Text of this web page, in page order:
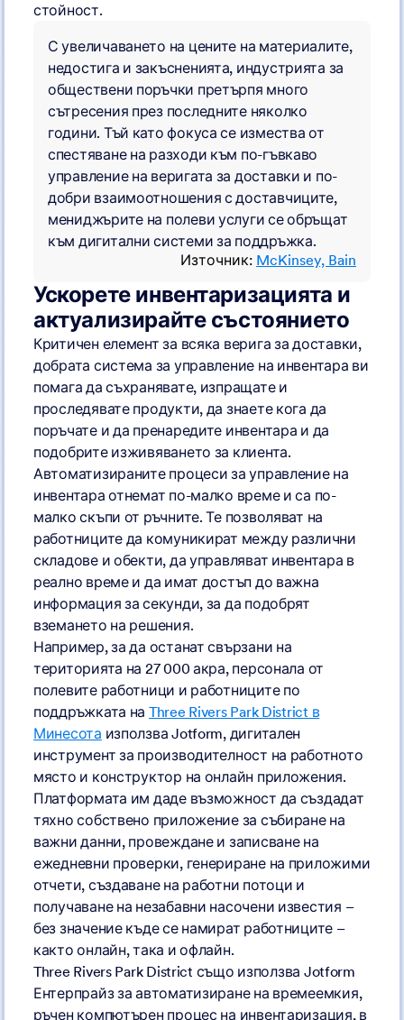
стойност.
С увеличаването на цените на материалите,
недостига и закъсненията, индустрията за
обществени поръчки претърпя много
сътресения през последните няколко
години. Тъй като фокуса се измества от
спестяване на разходи към по-гъвкаво
управление на веригата за доставки и по-
добри взаимоотношения с доставчиците,
мениджърите на полеви услуги се обръщат
към дигитални системи за поддръжка.
Източник: McKinsey, Bain
Ускорете инвентаризацията и
актуализирайте състоянието
Критичен елемент за всяка верига за доставки,
добрата система за управление на инвентара ви
помага да съхранявате, изпращате и
проследявате продукти, да знаете кога да
поръчате и да пренаредите инвентара и да
подобрите изживяването за клиента.
Автоматизираните процеси за управление на
инвентара отнемат по-малко време и са по-
малко скъпи от ръчните. Те позволяват на
работниците да комуникират между различни
складове и обекти, да управляват инвентара в
реално време и да имат достъп до важна
информация за секунди, за да подобрят
вземането на решения.
Например, за да останат свързани на
територията на 27 000 акра, персонала от
полевите работници и работниците по
поддръжката на Three Rivers Park District в
Минесота използва Jotform, дигитален
инструмент за производителност на работното
място и конструктор на онлайн приложения.
Платформата им даде възможност да създадат
тяхно собствено приложение за събиране на
важни данни, провеждане и записване на
ежедневни проверки, генериране на приложими
отчети, създаване на работни потоци и
получаване на незабавни насочени известия –
без значение къде се намират работниците –
както онлайн, така и офлайн.
Three Rivers Park District също използва Jotform
Ентерпрайз за автоматизиране на времеемкия,
ръчен компютърен процес на инвентаризация, в